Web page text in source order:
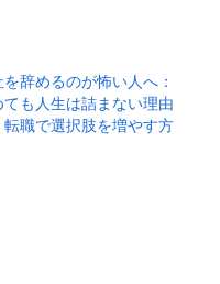
を辞めるのが怖い人へ：
ても人生は詰まない理由
転職で選択肢を増やす方